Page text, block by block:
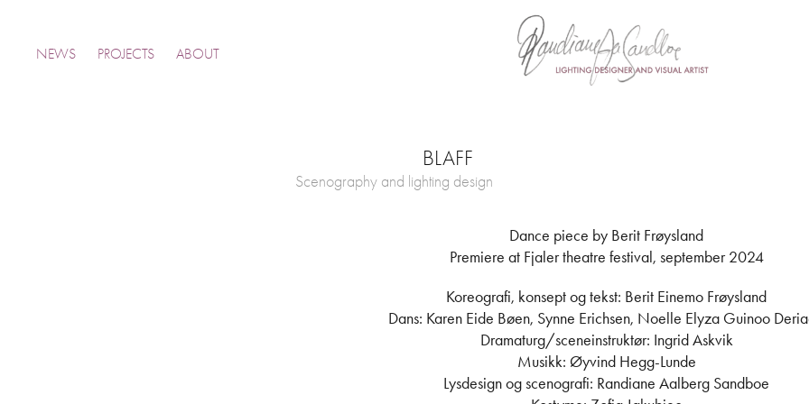
NEWS PROJECTS ABOUT
BLAFF
Scenography and lighting design
Dance piece by Berit Frøysland
Premiere at Fjaler theatre festival, september 2024
Koreografi, konsept og tekst: Berit Einemo Frøysland
Dans: Karen Eide Bøen, Synne Erichsen, Noelle Elyza Guinoo
Dramaturg/sceneinstruktør: Ingrid Askvik
Musikk: Øyvind Hegg-Lunde
Lysdesign og scenografi: Randiane Aalberg Sandboe